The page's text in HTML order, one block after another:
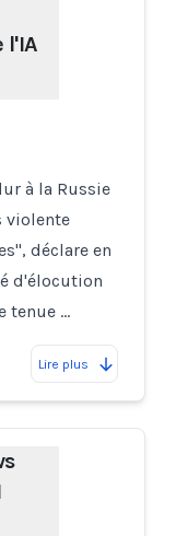
l'IA
à la Russie
violente
déclare en
d'élocution
tenue …
Lire plus